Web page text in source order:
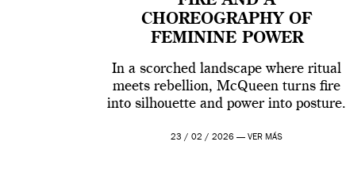
CHOREOGRAPHY OF
FEMININE POWER
In a scorched landscape where ritual
meets rebellion, McQueen turns fire
into silhouette and power into posture.
23 / 02 / 2026 —VER MÁS